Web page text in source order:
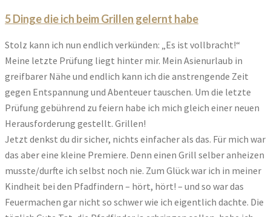
5 Dinge die ich beim Grillen gelernt habe
Stolz kann ich nun endlich verkünden: „Es ist vollbracht!“
Meine letzte Prüfung liegt hinter mir. Mein Asienurlaub in
greifbarer Nähe und endlich kann ich die anstrengende Zeit
gegen Entspannung und Abenteuer tauschen. Um die letzte
Prüfung gebührend zu feiern habe ich mich gleich einer neuen
Herausforderung gestellt. Grillen!
Jetzt denkst du dir sicher, nichts einfacher als das. Für mich war
das aber eine kleine Premiere. Denn einen Grill selber anheizen
musste/durfte ich selbst noch nie. Zum Glück war ich in meiner
Kindheit bei den Pfadfindern – hört, hört! – und so war das
Feuermachen gar nicht so schwer wie ich eigentlich dachte. Die